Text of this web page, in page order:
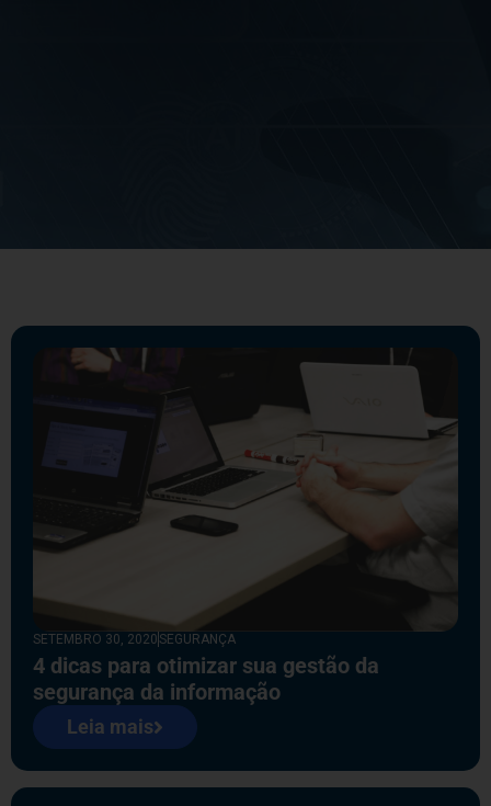
SETEMBRO 30, 2020 SEGURANÇA
4 dicas para otimizar sua gestão da
segurança da informação
Leia mais